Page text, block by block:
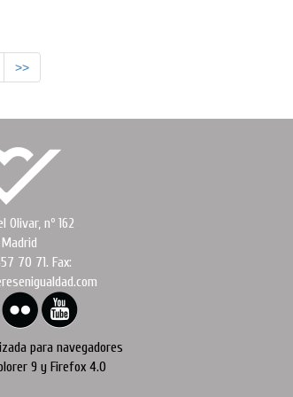
>>
Olivar, nº 162
70 71. Fax:
para navegadores
9 y Firefox 4.0